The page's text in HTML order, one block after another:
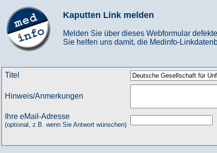
Kaputten Link melden
Melden Sie über dieses Webformular
Sie helfen uns damit, die Medinfo-
Titel
Hinweis/Anmerkungen
Ihre eMail-Adresse
(optional, z.B. wenn Sie Antwort wünschen)